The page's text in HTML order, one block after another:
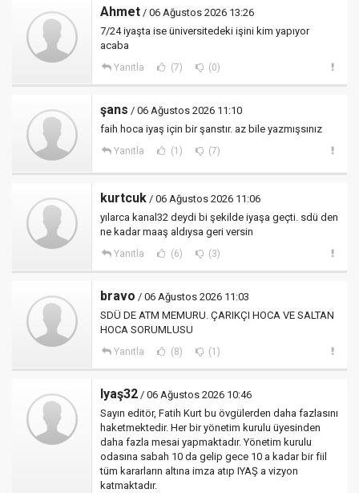
Ahmet / 06 Ağustos 2026 13:26
7/24 iyaşta ise üniversitedeki işini kim yapıyor
acaba
Yanıtla (7) (0)
şans / 06 Ağustos 2026 11:10
faih hoca iyaş için bir şanstır. az bile yazmışsınız
Yanıtla (1) (7)
kurtcuk / 06 Ağustos 2026 11:06
yılarca kanal32 deydi bi şekilde iyaşa geçti. sdü den
ne kadar maaş aldıysa geri versin
Yanıtla (6) (3)
bravo / 06 Ağustos 2026 11:03
SDÜ DE ATM MEMURU. ÇARIKÇI HOCA VE SALTAN
HOCA SORUMLUSU
Yanıtla (8) (1)
Iyaş32 / 06 Ağustos 2026 10:46
Sayın editör, Fatih Kurt bu övgülerden daha fazlasını
haketmektedir. Her bir yönetim kurulu üyesinden
daha fazla mesai yapmaktadır. Yönetim kurulu
odasına sabah 10 da gelip gece 10 a kadar bir fiil
tüm kararların altına imza atıp IYAŞ a vizyon
katmaktadır.